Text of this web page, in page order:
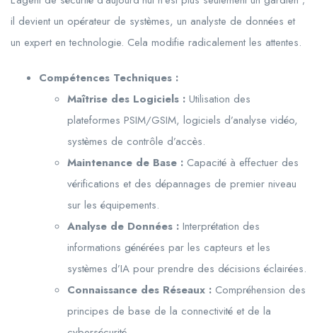
il devient un opérateur de systèmes, un analyste de données et
un expert en technologie. Cela modifie radicalement les attentes.
Compétences Techniques :
Maîtrise des Logiciels : Utilisation des
plateformes PSIM/GSIM, logiciels d’analyse vidéo,
systèmes de contrôle d’accès.
Maintenance de Base : Capacité à effectuer des
vérifications et des dépannages de premier niveau
sur les équipements.
Analyse de Données : Interprétation des
informations générées par les capteurs et les
systèmes d’IA pour prendre des décisions éclairées.
Connaissance des Réseaux : Compréhension des
principes de base de la connectivité et de la